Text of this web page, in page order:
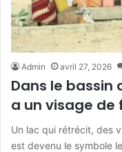
Admin avril 27, 2026
Dans le bassin
a un visage de
Un lac qui rétrécit, des
est devenu le symbole